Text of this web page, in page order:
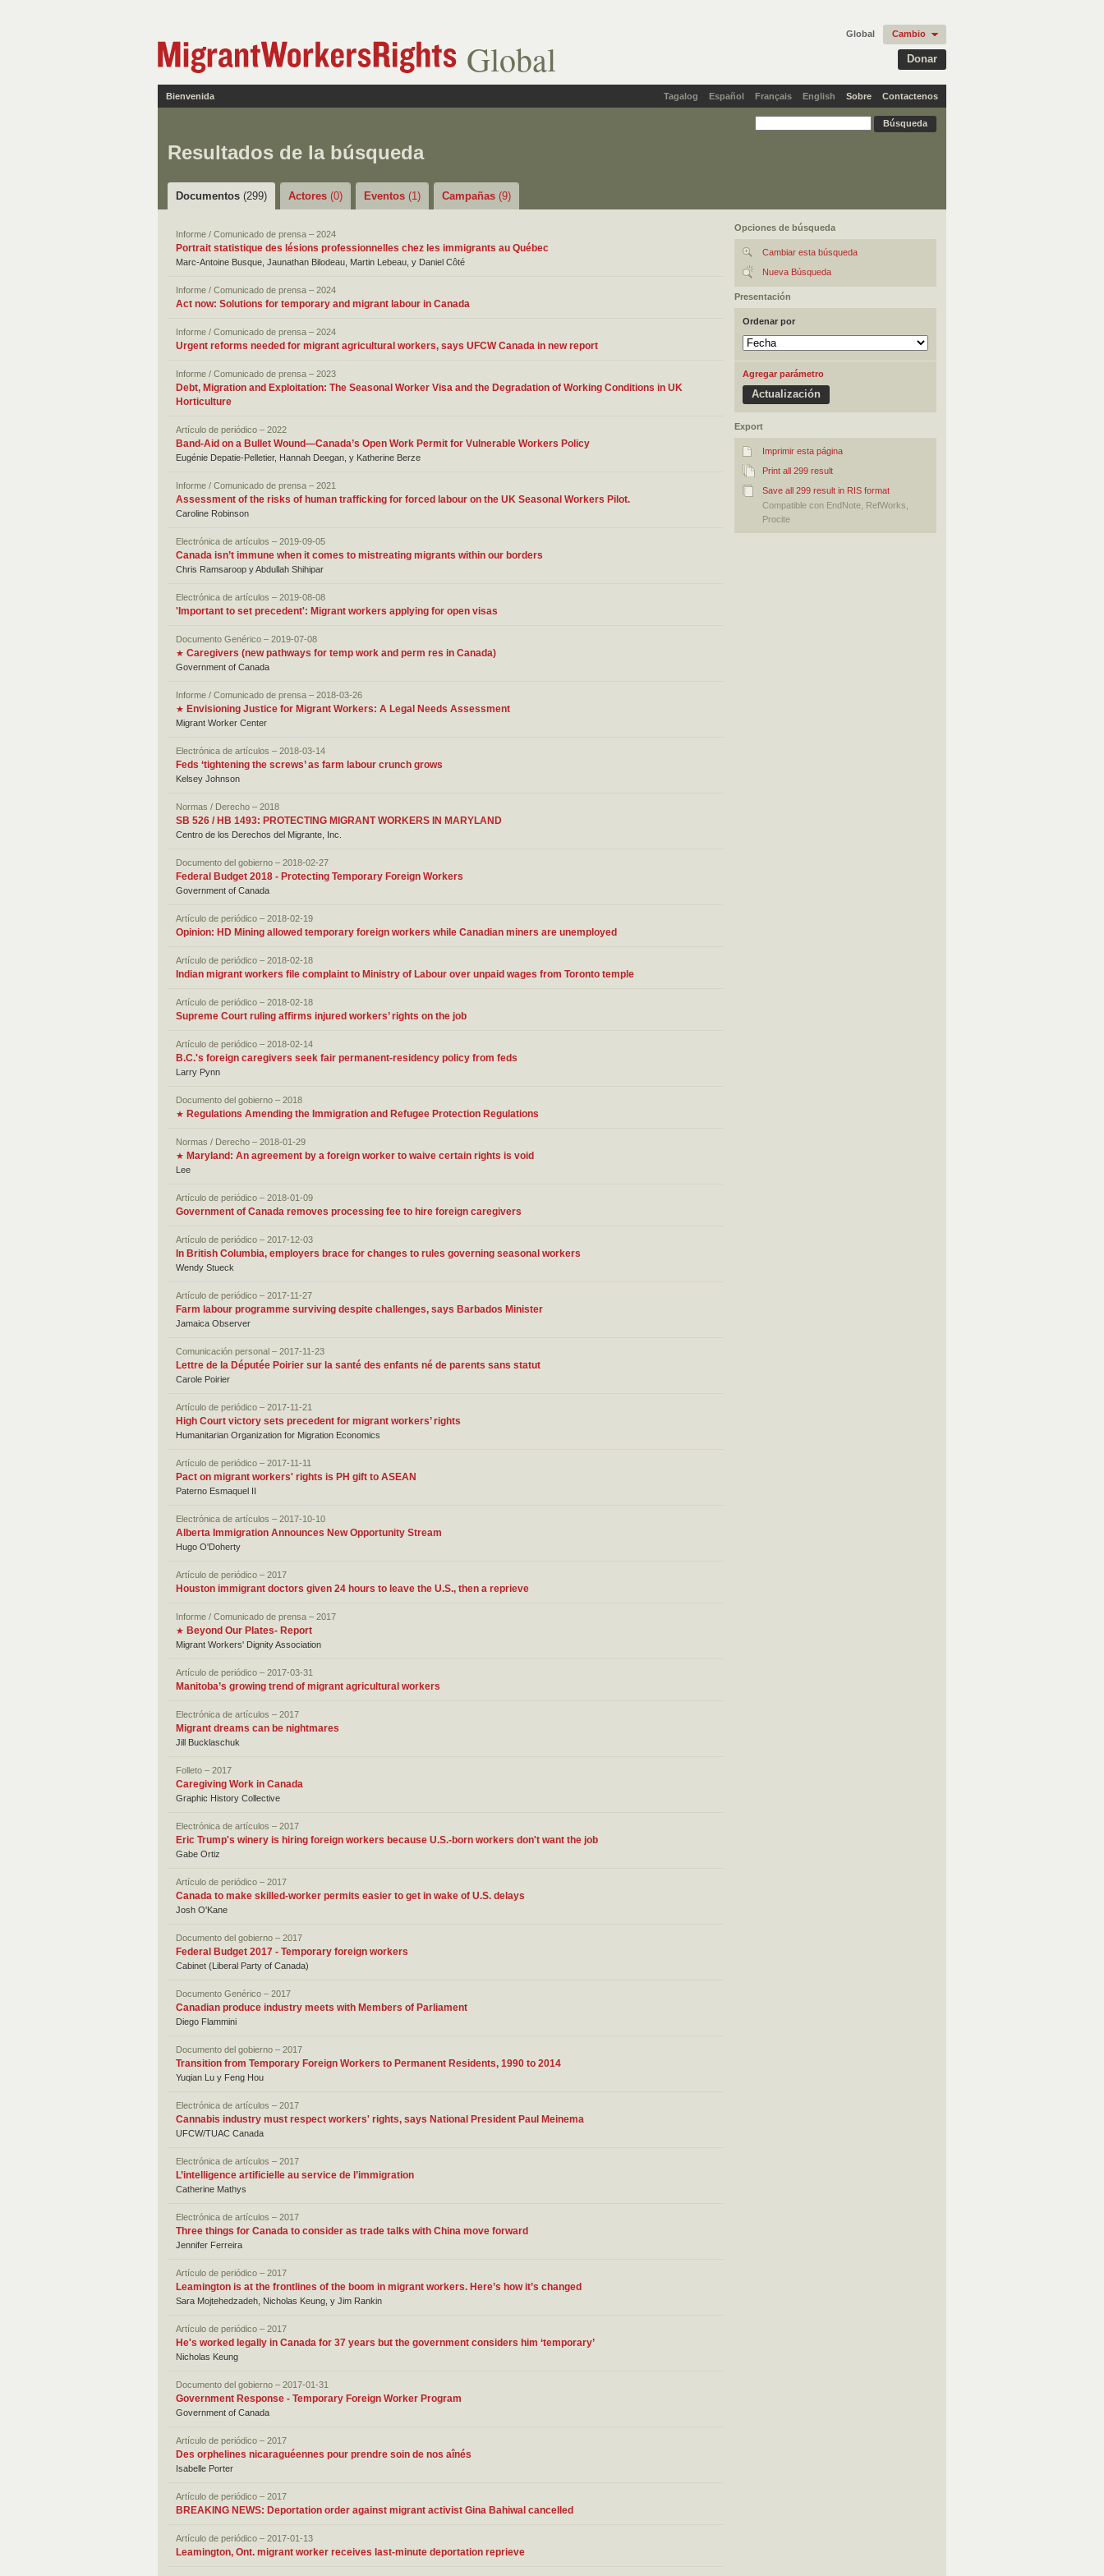
Global Donar
Global Cambio
Tagalog Español Français English
Bienvenida Sobre Contactenos
Resultados de la búsqueda
Documentos (299) Actores (0) Eventos (1) Campañas (9)
Informe / Comunicado de prensa – 2024
Portrait statistique des lésions professionnelles chez les immigrants au Québec
Marc-Antoine Busque, Jaunathan Bilodeau, Martin Lebeau, y Daniel Côté
Informe / Comunicado de prensa – 2024
Act now: Solutions for temporary and migrant labour in Canada
Informe / Comunicado de prensa – 2024
Urgent reforms needed for migrant agricultural workers, says UFCW Canada in new report
Informe / Comunicado de prensa – 2023
Debt, Migration and Exploitation: The Seasonal Worker Visa and the Degradation of Working Conditions in UK
Horticulture
Artículo de periódico – 2022
Band-Aid on a Bullet Wound—Canada’s Open Work Permit for Vulnerable Workers Policy
Eugénie Depatie-Pelletier, Hannah Deegan, y Katherine Berze
Informe / Comunicado de prensa – 2021
Assessment of the risks of human trafficking for forced labour on the UK Seasonal Workers Pilot.
Caroline Robinson
Electrónica de artículos – 2019-09-05
Canada isn’t immune when it comes to mistreating migrants within our borders
Chris Ramsaroop y Abdullah Shihipar
Electrónica de artículos – 2019-08-08
'Important to set precedent': Migrant workers applying for open visas
Documento Genérico – 2019-07-08
★ Caregivers (new pathways for temp work and perm res in Canada)
Government of Canada
Informe / Comunicado de prensa – 2018-03-26
★ Envisioning Justice for Migrant Workers: A Legal Needs Assessment
Migrant Worker Center
Electrónica de artículos – 2018-03-14
Feds ‘tightening the screws’ as farm labour crunch grows
Kelsey Johnson
Normas / Derecho – 2018
SB 526 / HB 1493: PROTECTING MIGRANT WORKERS IN MARYLAND
Centro de los Derechos del Migrante, Inc.
Documento del gobierno – 2018-02-27
Federal Budget 2018 - Protecting Temporary Foreign Workers
Government of Canada
Artículo de periódico – 2018-02-19
Opinion: HD Mining allowed temporary foreign workers while Canadian miners are unemployed
Artículo de periódico – 2018-02-18
Indian migrant workers file complaint to Ministry of Labour over unpaid wages from Toronto temple
Artículo de periódico – 2018-02-18
Supreme Court ruling affirms injured workers’ rights on the job
Artículo de periódico – 2018-02-14
B.C.'s foreign caregivers seek fair permanent-residency policy from feds
Larry Pynn
Documento del gobierno – 2018
★ Regulations Amending the Immigration and Refugee Protection Regulations
Normas / Derecho – 2018-01-29
★ Maryland: An agreement by a foreign worker to waive certain rights is void
Lee
Artículo de periódico – 2018-01-09
Government of Canada removes processing fee to hire foreign caregivers
Artículo de periódico – 2017-12-03
In British Columbia, employers brace for changes to rules governing seasonal workers
Wendy Stueck
Artículo de periódico – 2017-11-27
Farm labour programme surviving despite challenges, says Barbados Minister
Jamaica Observer
Comunicación personal – 2017-11-23
Lettre de la Députée Poirier sur la santé des enfants né de parents sans statut
Carole Poirier
Artículo de periódico – 2017-11-21
High Court victory sets precedent for migrant workers’ rights
Humanitarian Organization for Migration Economics
Artículo de periódico – 2017-11-11
Pact on migrant workers' rights is PH gift to ASEAN
Paterno Esmaquel II
Electrónica de artículos – 2017-10-10
Alberta Immigration Announces New Opportunity Stream
Hugo O'Doherty
Artículo de periódico – 2017
Houston immigrant doctors given 24 hours to leave the U.S., then a reprieve
Informe / Comunicado de prensa – 2017
★ Beyond Our Plates- Report
Migrant Workers' Dignity Association
Artículo de periódico – 2017-03-31
Manitoba’s growing trend of migrant agricultural workers
Electrónica de artículos – 2017
Migrant dreams can be nightmares
Jill Bucklaschuk
Folleto – 2017
Caregiving Work in Canada
Graphic History Collective
Electrónica de artículos – 2017
Eric Trump's winery is hiring foreign workers because U.S.-born workers don't want the job
Gabe Ortiz
Artículo de periódico – 2017
Canada to make skilled-worker permits easier to get in wake of U.S. delays
Josh O'Kane
Documento del gobierno – 2017
Federal Budget 2017 - Temporary foreign workers
Cabinet (Liberal Party of Canada)
Documento Genérico – 2017
Canadian produce industry meets with Members of Parliament
Diego Flammini
Documento del gobierno – 2017
Transition from Temporary Foreign Workers to Permanent Residents, 1990 to 2014
Yuqian Lu y Feng Hou
Electrónica de artículos – 2017
Cannabis industry must respect workers' rights, says National President Paul Meinema
UFCW/TUAC Canada
Electrónica de artículos – 2017
L’intelligence artificielle au service de l’immigration
Catherine Mathys
Electrónica de artículos – 2017
Three things for Canada to consider as trade talks with China move forward
Jennifer Ferreira
Artículo de periódico – 2017
Leamington is at the frontlines of the boom in migrant workers. Here’s how it’s changed
Sara Mojtehedzadeh, Nicholas Keung, y Jim Rankin
Artículo de periódico – 2017
He's worked legally in Canada for 37 years but the government considers him ‘temporary’
Nicholas Keung
Documento del gobierno – 2017-01-31
Government Response - Temporary Foreign Worker Program
Government of Canada
Artículo de periódico – 2017
Des orphelines nicaraguéennes pour prendre soin de nos aînés
Isabelle Porter
Artículo de periódico – 2017
BREAKING NEWS: Deportation order against migrant activist Gina Bahiwal cancelled
Artículo de periódico – 2017-01-13
Leamington, Ont. migrant worker receives last-minute deportation reprieve
Opciones de búsqueda
Cambiar esta búsqueda
Nueva Búsqueda
Presentación
Ordenar por
Agregar parámetro
Export
Imprimir esta página
Print all 299 result
Save all 299 result in RIS format
Compatible con EndNote, RefWorks,
Procite